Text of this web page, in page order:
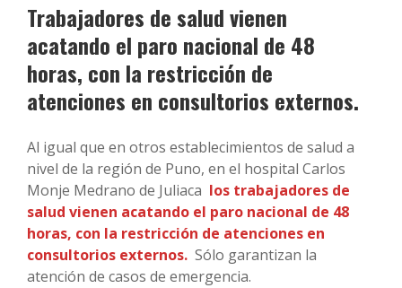
Trabajadores de salud vienen
acatando el paro nacional de 48
horas, con la restricción de
atenciones en consultorios externos.
Al igual que en otros establecimientos de salud a
nivel de la región de Puno, en el hospital Carlos
Monje Medrano de Juliaca los trabajadores de
salud vienen acatando el paro nacional de 48
horas, con la restricción de atenciones en
consultorios externos. Sólo garantizan la
atención de casos de emergencia.